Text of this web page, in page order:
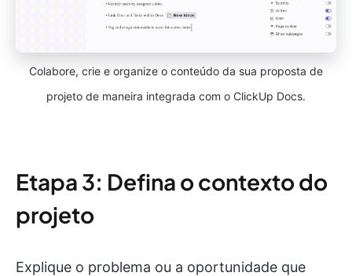
Colabore, crie e organize o conteúdo da sua proposta de
projeto de maneira integrada com o ClickUp Docs.
Etapa 3: Defina o contexto do
projeto
Explique o problema ou a oportunidade que